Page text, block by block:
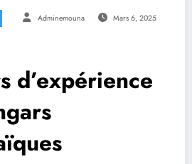
Adminemouna Mars 6, 2025
d’expérience